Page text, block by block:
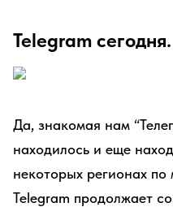
Telegram сегодня.
Да, знакомая нам
находилось и еще
некоторых регионах
Telegram продолжает